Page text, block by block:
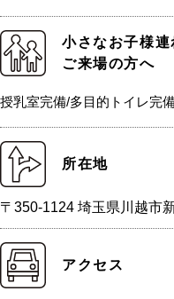
小さなお子様連
ご来場の方へ
授乳室完備/多目的トイレ完
所在地
〒350-1124 埼玉県川越市
アクセス